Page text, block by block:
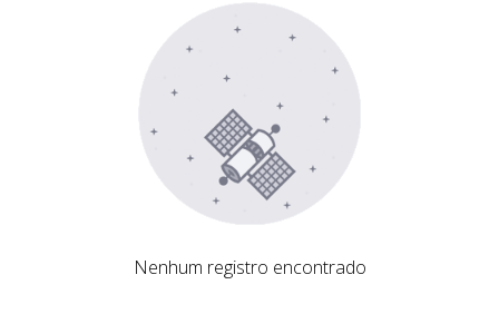
Nenhum registro encontrado
Nenhum registro encontrado